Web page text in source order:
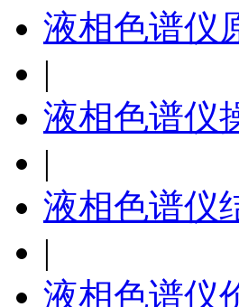
液相色谱仪
|
液相色谱仪
|
液相色谱仪
|
液相色谱仪